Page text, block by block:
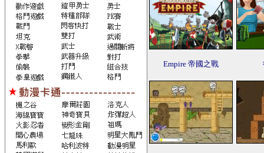
Empire 帝國之戰